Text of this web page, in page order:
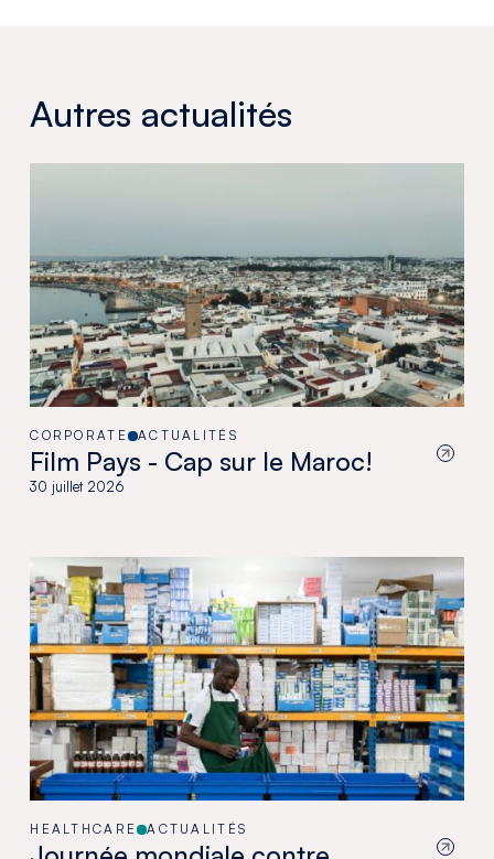
Autres actualités
CORPORATE ACTUALITÉS
Film Pays - Cap sur le Maroc!
30 juillet 2026
HEALTHCARE ACTUALITÉS